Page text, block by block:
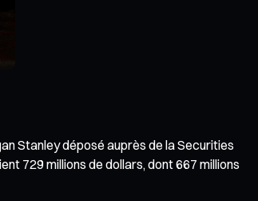
Stanley déposé auprès de la Securities
729 millions de dollars, dont 667 millions